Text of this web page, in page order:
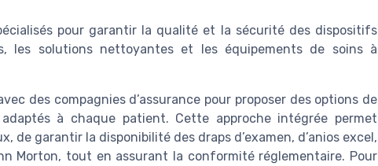
pour garantir la qualité et la sécurité des dispositifs
les solutions nettoyantes et les équipements de soins à
des compagnies d’assurance pour proposer des options de
à chaque patient. Cette approche intégrée permet
de garantir la disponibilité des draps d’examen, d’anios excel,
Morton, tout en assurant la conformité réglementaire. Pour